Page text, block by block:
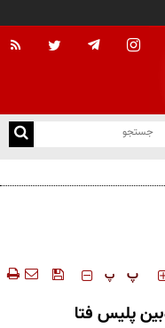
‍‍‍ پ پ
پلیس فتا